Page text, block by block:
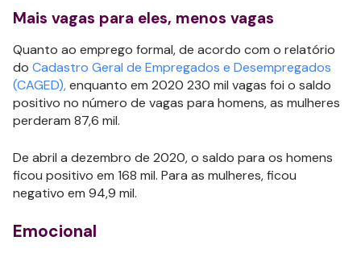
Mais vagas para eles, menos vagas
Quanto ao emprego formal, de acordo com o relatório
do Cadastro Geral de Empregados e Desempregados
(CAGED),enquanto em 2020 230 mil vagas foi o saldo
positivo no número de vagas para homens, as mulheres
perderam 87,6 mil.
De abril a dezembro de 2020, o saldo para os homens
ficou positivo em 168 mil. Para as mulheres, ficou
negativo em 94,9 mil.
Emocional